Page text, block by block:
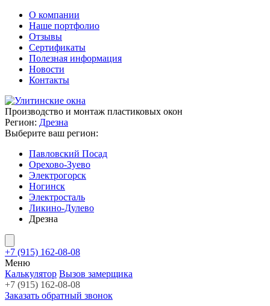
О компании
Наше портфолио
Отзывы
Сертификаты
Полезная информация
Новости
Контакты
Производство и монтаж пластиковых окон
Регион: Дрезна
Выберите ваш регион:
Павловский Посад
Орехово-Зуево
Электрогорск
Ногинск
Электросталь
Ликино-Дулево
Дрезна
+7 (915) 162-08-08
Меню
Калькулятор Вызов замерщика
+7 (915) 162-08-08
Заказать обратный звонок